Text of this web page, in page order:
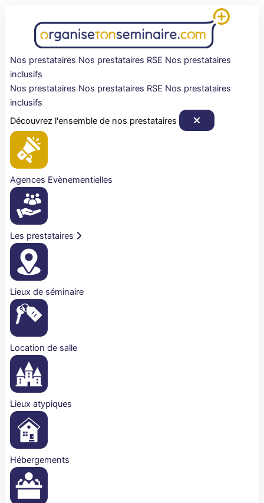
Nos prestataires Nos prestataires RSE Nos prestataires
inclusifs
Nos prestataires Nos prestataires RSE Nos prestataires
inclusifs
Découvrez l'ensemble de nos prestataires
Agences Evènementielles
Les prestataires
Lieux de séminaire
Location de salle
Lieux atypiques
Hébergements